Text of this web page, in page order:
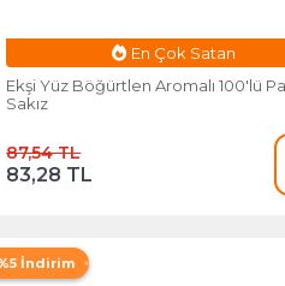
Esnafa Özel Fiyat
Ekşi Yüz Böğürtlen Aromalı 100'lü
Sakız
87,54 TL
83,28 TL
İndirim